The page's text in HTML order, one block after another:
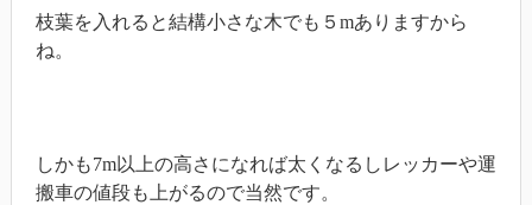
枝葉を入れると結構小さな木でも５mありますから
ね。
しかも7m以上の高さになれば太くなるしレッカーや運
搬車の値段も上がるので当然です。